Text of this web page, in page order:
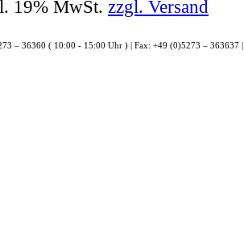
19% MwSt. zzgl. Versand
– 36360 ( 10:00 - 15:00 Uhr ) | Fax: +49 (0)5273 – 363637